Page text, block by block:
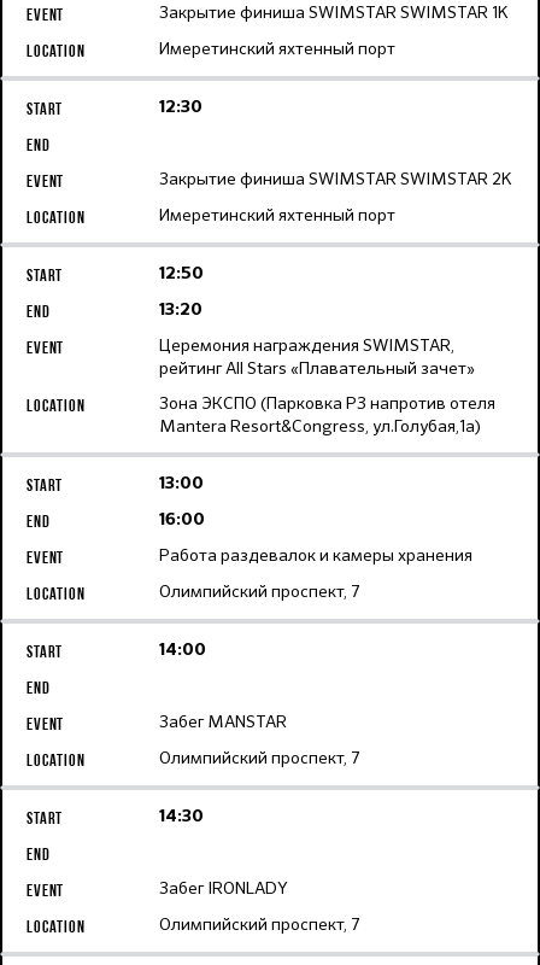
Закрытие финиша SWIMSTAR SWIMSTAR 1K
Имеретинский яхтенный порт
12:30
Закрытие финиша SWIMSTAR SWIMSTAR 2K
Имеретинский яхтенный порт
12:50
13:20
Церемония награждения SWIMSTAR,
рейтинг All Stars «Плавательный зачет»
Зона ЭКСПО (Парковка Р3 напротив отеля
Mantera Resort&Congress, ул.Голубая,1а)
13:00
16:00
Работа раздевалок и камеры хранения
Олимпийский проспект, 7
14:00
Забег MANSTAR
Олимпийский проспект, 7
14:30
Забег IRONLADY
Олимпийский проспект, 7